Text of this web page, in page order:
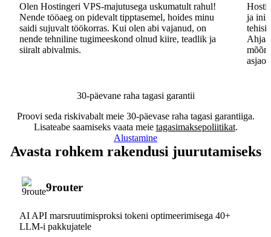
Olen Hostingeri VPS-majutusega uskumatult rahul!
Nende tööaeg on pidevalt tipptasemel, hoides minu
saidi sujuvalt töökorras. Kui olen abi vajanud, on
nende tehniline tugimeeskond olnud kiire, teadlik ja
siiralt abivalmis.
ja
30-päevane raha tagasi garantii
Proovi seda riskivabalt meie 30-päevase raha tagasi garantiiga.
Lisateabe saamiseks vaata meie tagasimaksepoliitikat.
Alustamine
Avasta rohkem rakendusi juurutamiseks
9router
AI API marsruutimisproksi tokeni optimeerimisega 40+
LLM-i pakkujatele